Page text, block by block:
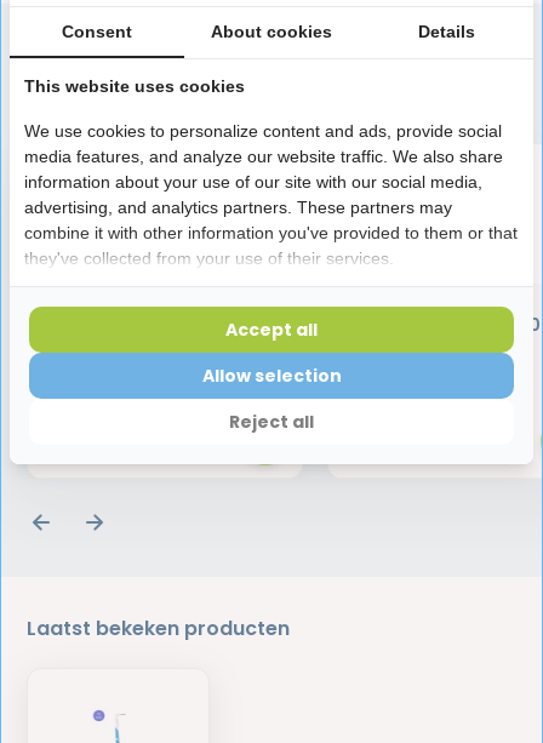
Speciaal aanbevolen voor jou
GUM Gingidex 0,06%
Chloorhexidine
Mondspoeling – 300 ml
GUM AftaClear
mondspoeling -
Laatst bekeken producten
Consent About cookies Details
This website uses cookies
We use cookies to personalize content and ads, provide social
media features, and analyze our website traffic. We also share
information about your use of our site with our social media,
advertising, and analytics partners. These partners may
combine it with other information you've provided to them or that
they've collected from your use of their services.
Reject all
Allow selection
Accept all